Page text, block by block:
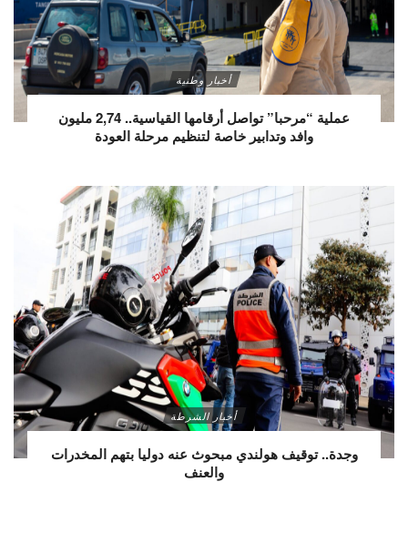
أخبار وطنية
عملية “مرحبا” تواصل أرقامها القياسية.. 2,74 مليون
وافد وتدابير خاصة لتنظيم مرحلة العودة
أخبار الشرطة
وجدة.. توقيف هولندي مبحوث عنه دوليا بتهم المخدرات
والعنف